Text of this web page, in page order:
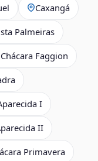
Caxangá
Palmeiras
Chácara Faggion
I
II
Primavera